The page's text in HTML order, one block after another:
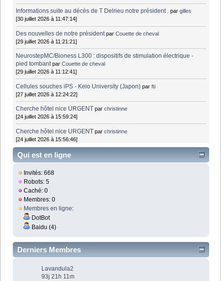
Informations suite au décès de T Delrieu notre président . pargilles
[30 juillet 2026 à 11:47:14]
Des nouvelles de notre président parCouette de cheval
[29 juillet 2026 à 11:21:21]
NeurostepMC/Bioness L300 : dispositifs de stimulation électrique -
pied tombant parCouette de cheval
[29 juillet 2026 à 11:12:41]
Cellules souches iPS - Keio University (Japon) parfti
[27 juillet 2026 à 12:24:22]
Cherche hôtel nice URGENT parchristinne
[24 juillet 2026 à 15:59:24]
Cherche hôtel nice URGENT parchristinne
[24 juillet 2026 à 15:56:46]
Qui est en ligne
Invités: 668
Robots: 5
Caché: 0
Membres: 0
Membres en ligne:
DotBot
Baidu (4)
Derniers Membres
Lavandula2
93j 21h 11m